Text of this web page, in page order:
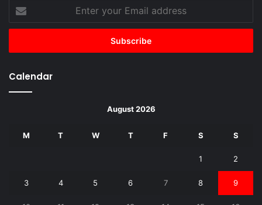
your
Email
Calendar
August 2026
M T W T F S S
1 2
3 4 5 6 7 8 9